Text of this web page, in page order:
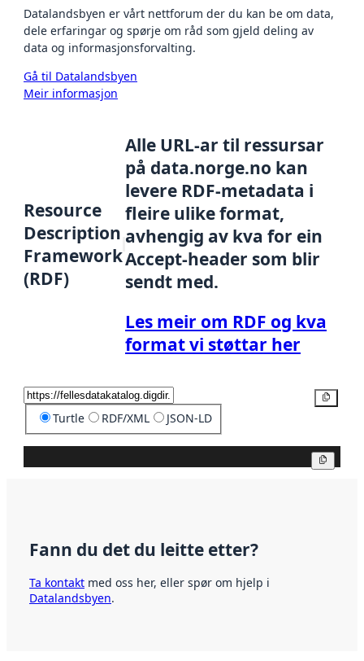
Datalandsbyen er vårt nettforum der du kan be om data,
dele erfaringar og spørje om råd som gjeld deling av
data og informasjonsforvalting.
Gå til Datalandsbyen
Meir informasjon
Resource
Description
Framework
(RDF)
Alle URL-ar til ressursar
på data.norge.no kan
levere RDF-metadata i
fleire ulike format,
avhengig av kva for ein
Accept-header som blir
sendt med.
Les meir om RDF og kva
format vi støttar her
Turtle RDF/XML JSON-LD
Fann du det du leitte etter?
Ta kontakt med oss her, eller spør om hjelp i
Datalandsbyen.